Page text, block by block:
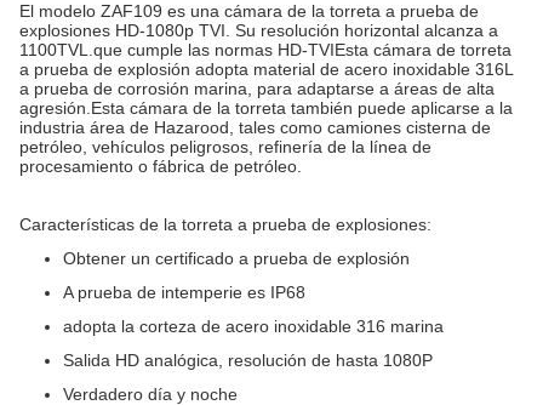
El modelo ZAF109 es una cámara de la torreta a prueba de
explosiones HD-1080p TVI. Su resolución horizontal alcanza a
1100TVL.que cumple las normas HD-TVIEsta cámara de torreta
a prueba de explosión adopta material de acero inoxidable 316L
a prueba de corrosión marina, para adaptarse a áreas de alta
agresión.Esta cámara de la torreta también puede aplicarse a la
industria área de Hazarood, tales como camiones cisterna de
petróleo, vehículos peligrosos, refinería de la línea de
procesamiento o fábrica de petróleo.
Características de la torreta a prueba de explosiones:
Obtener un certificado a prueba de explosión
A prueba de intemperie es IP68
adopta la corteza de acero inoxidable 316 marina
Salida HD analógica, resolución de hasta 1080P
Verdadero día y noche